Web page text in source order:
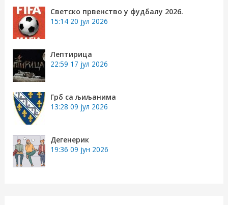
з
:
Светско првенство у фудбалу 2026.
15:14 20 јул 2026
Лептирица
22:59 17 јул 2026
Грб са љиљанима
13:28 09 јул 2026
Дегенерик
19:36 09 јун 2026